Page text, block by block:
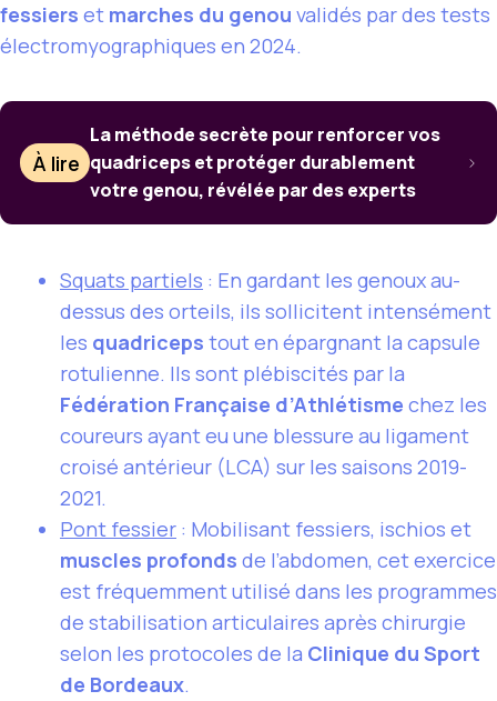
fessiers et marches du genou validés par des tests
électromyographiques en 2024.
À lire
La méthode secrète pour renforcer vos
quadriceps et protéger durablement
votre genou, révélée par des experts
Squats partiels : En gardant les genoux au-
dessus des orteils, ils sollicitent intensément
les quadriceps tout en épargnant la capsule
rotulienne. Ils sont plébiscités par la
Fédération Française d’Athlétisme chez les
coureurs ayant eu une blessure au ligament
croisé antérieur (LCA) sur les saisons 2019-
2021.
Pont fessier : Mobilisant fessiers, ischios et
muscles profonds de l’abdomen, cet exercice
est fréquemment utilisé dans les programmes
de stabilisation articulaires après chirurgie
selon les protocoles de la Clinique du Sport
de Bordeaux.